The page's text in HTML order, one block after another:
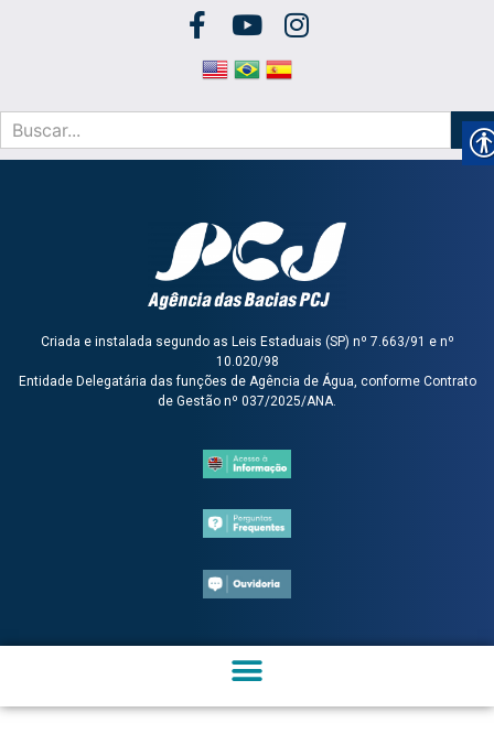
Criada e instalada segundo as Leis Estaduais (SP) nº 7.663/91 e nº
10.020/98
Entidade Delegatária das funções de Agência de Água, conforme Contrato
de Gestão nº 037/2025/ANA.